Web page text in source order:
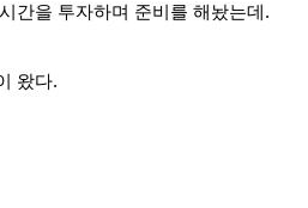
간을 투자하며 준비를 해놨는데.
왔다.